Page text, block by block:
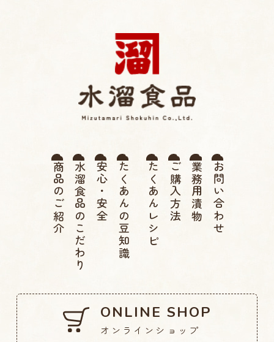
薩摩たくあん 水溜食品 |
伝統 寒干したくあん、高
菜漬け、つぼ漬け
商品のご紹介水溜食品のこだわり安心・安全たくあんの豆知識 たくあんレシピご購入方法業務用漬物お問い合わせ
ONLINE SHOP
オンラインショップ